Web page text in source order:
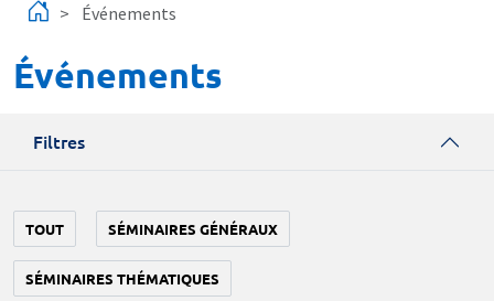
Événements
Événements
Filtres
TOUT SÉMINAIRES GÉNÉRAUX
SÉMINAIRES THÉMATIQUES